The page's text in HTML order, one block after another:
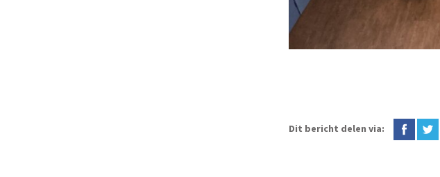
Dit bericht delen via: